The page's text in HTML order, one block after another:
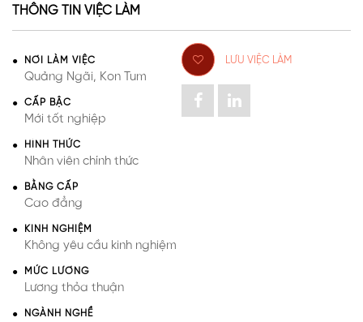
THÔNG TIN VIỆC LÀM
NƠI LÀM VIỆC
Quảng Ngãi, Kon Tum
CẤP BẬC
Mới tốt nghiệp
HÌNH THỨC
Nhân viên chính thức
BẰNG CẤP
Cao đẳng
KINH NGHIỆM
Không yêu cầu kinh nghiệm
MỨC LƯƠNG
Lương thỏa thuận
NGÀNH NGHỀ
LƯU VIỆC LÀM